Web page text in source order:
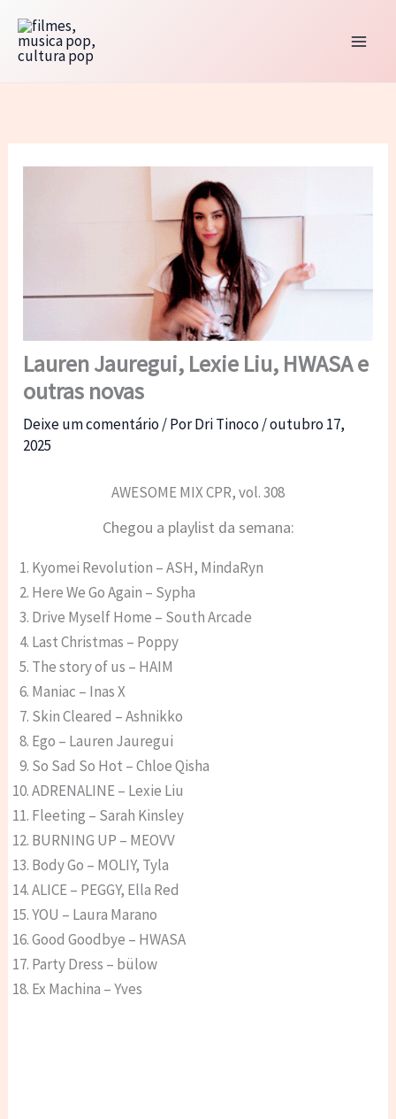
para
Lauren Jauregui, Lexie Liu, HWASA e
outras novas
Deixe um comentário/ PorDri Tinoco/outubro 17,
2025
AWESOME MIX CPR, vol. 308
Chegou a playlist da semana:
Kyomei Revolution – ASH, MindaRyn
Here We Go Again – Sypha
Drive Myself Home – South Arcade
Last Christmas – Poppy
The story of us – HAIM
Maniac – Inas X
Skin Cleared – Ashnikko
Ego – Lauren Jauregui
So Sad So Hot – Chloe Qisha
ADRENALINE – Lexie Liu
Fleeting – Sarah Kinsley
BURNING UP – MEOVV
Body Go – MOLIY, Tyla
ALICE – PEGGY, Ella Red
YOU – Laura Marano
Good Goodbye – HWASA
Party Dress – bülow
Ex Machina – Yves